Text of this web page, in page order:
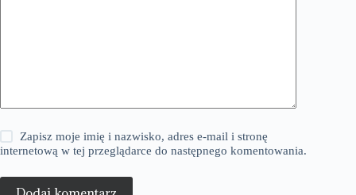
Zapisz moje imię i nazwisko, adres e-mail i stronę
internetową w tej przeglądarce do następnego komentowania.